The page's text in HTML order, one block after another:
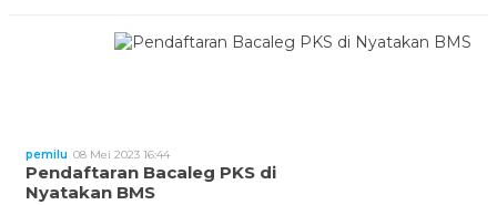
pemilu 08 Mei 2023 16:44
Pendaftaran Bacaleg PKS di
Nyatakan BMS